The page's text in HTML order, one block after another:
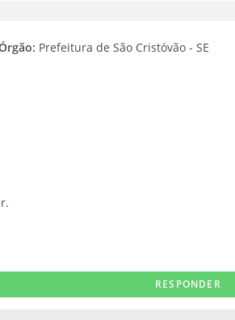
Prefeitura de São Cristóvão - SE